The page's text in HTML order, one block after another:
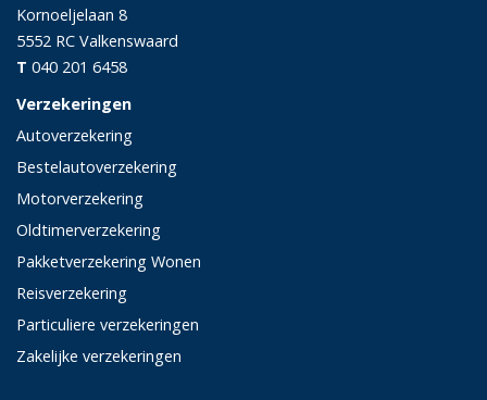
Kornoeljelaan 8
5552 RC Valkenswaard
T 040 201 6458
Verzekeringen
Autoverzekering
Bestelautoverzekering
Motorverzekering
Oldtimerverzekering
Pakketverzekering Wonen
Reisverzekering
Particuliere verzekeringen
Zakelijke verzekeringen